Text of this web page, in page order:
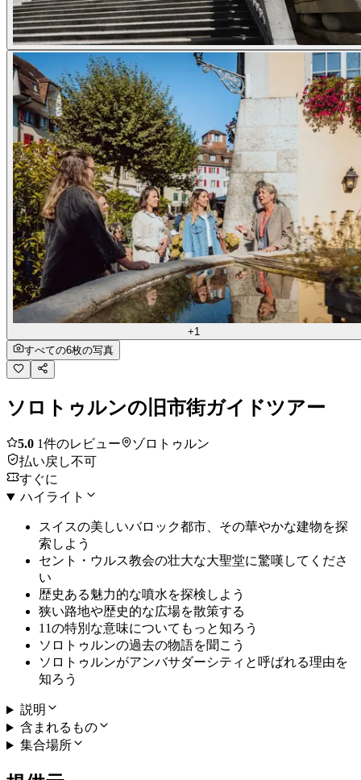
+1
すべての6枚の写真
ソロトゥルンの旧市街ガイドツアー
5.0 1件のレビュー
ゾロトゥルン
払い戻し不可
すぐに
ハイライト
スイスの美しいバロック都市、その華やかな建物を探
索しよう
セント・ウルス教会の壮大な大聖堂に驚嘆してくださ
い
歴史ある魅力的な噴水を探検しよう
狭い路地や歴史的な広場を散策する
11の特別な意味についてもっと知ろう
ソロトゥルンの過去の物語を聞こう
ソロトゥルンがアンバサダーシティと呼ばれる理由を
知ろう
説明
含まれるもの
集合場所